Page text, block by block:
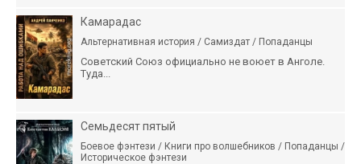
Камарадас
Альтернативная история / Самиздат / Попаданцы
Советский Союз официально не воюет в Анголе.
Туда...
Семьдесят пятый
Боевое фэнтези / Книги про волшебников / Попаданцы /
Историческое фэнтези